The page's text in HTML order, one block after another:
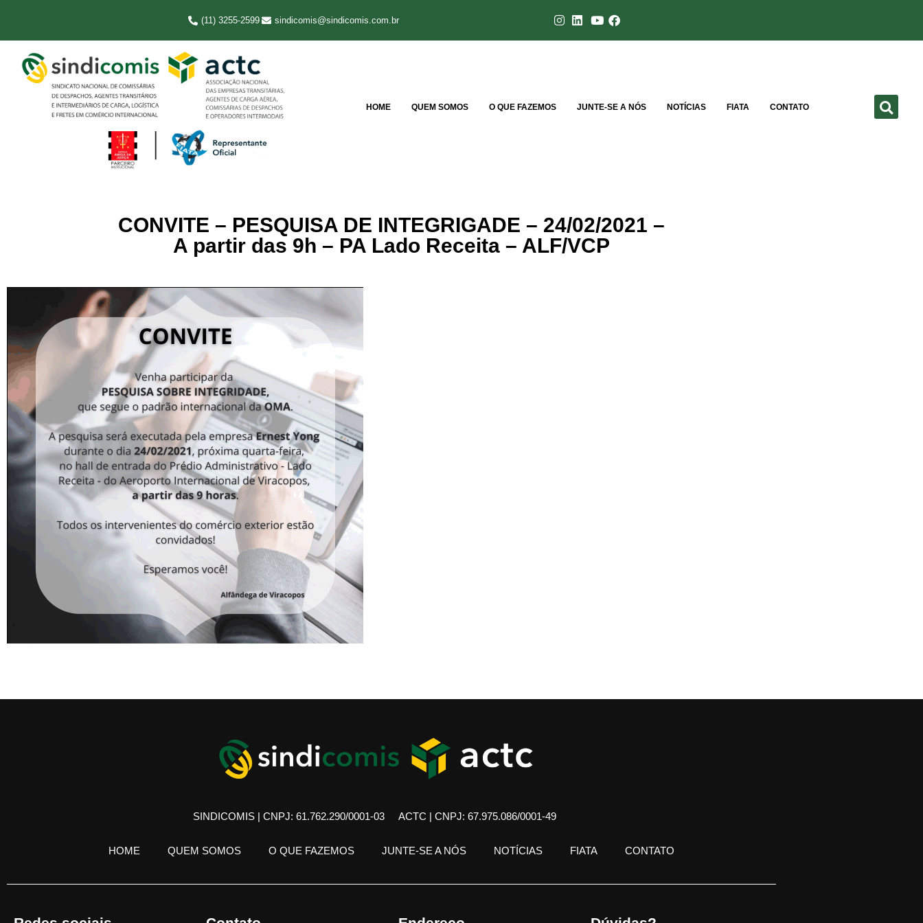
(11) 3255-2599 sindicomis@sindicomis.com.br
HOME QUEM SOMOS O QUE FAZEMOS JUNTE-SE A NÓS NOTÍCIAS FIATA CONTATO
CONVITE – PESQUISA DE INTEGRIGADE – 24/02/2021 –
A partir das 9h – PA Lado Receita – ALF/VCP
SINDICOMIS | CNPJ: 61.762.290/0001-03 ACTC | CNPJ: 67.975.086/0001-49
HOME QUEM SOMOS O QUE FAZEMOS JUNTE-SE A NÓS NOTÍCIAS FIATA CONTATO